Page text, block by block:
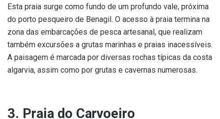
Esta praia surge como fundo de um profundo vale, próxima
do porto pesqueiro de Benagil. O acesso à praia termina na
zona das embarcações de pesca artesanal, que realizam
também excursões a grutas marinhas e praias inacessíveis.
A paisagem é marcada por diversas rochas típicas da costa
algarvia, assim como por grutas e cavernas numerosas.
3. Praia do Carvoeiro